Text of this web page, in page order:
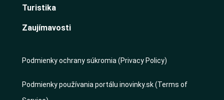
Turistika
Zaujímavosti
Podmienky ochrany súkromia (Privacy Policy)
Podmienky používania portálu inovinky.sk (Terms of